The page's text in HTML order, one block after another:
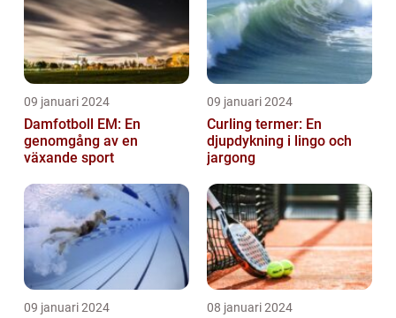
09 januari 2024
Damfotboll EM: En
genomgång av en
växande sport
09 januari 2024
Curling termer: En
djupdykning i lingo och
jargong
09 januari 2024 08 januari 2024